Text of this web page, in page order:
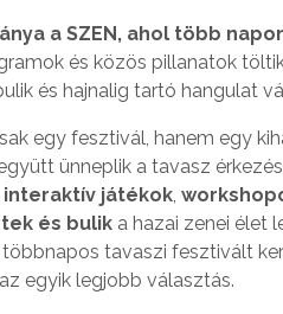
a SZEN, ahol több
és közös pillanatok
és hajnalig tartó hangulat
egy fesztivál, hanem egy
ünneplik a tavasz
interaktív játékok,
és bulik a hazai zenei élet
tavaszi fesztivált
az egyik legjobb választás.